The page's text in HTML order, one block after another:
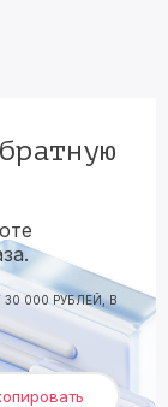
000 РУБЛЕЙ, В